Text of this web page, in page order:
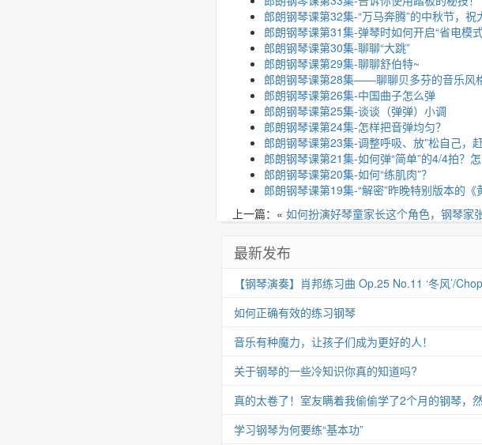
郎朗钢琴课第32集-“万马奔腾”的中秋节，祝
郎朗钢琴课第31集-弹琴时如何开启“省电模
郎朗钢琴课第30集-聊聊“大跳”
郎朗钢琴课第29集-聊聊舒伯特~
郎朗钢琴课第28集——聊聊贝多芬的音乐风
郎朗钢琴课第26集-中国曲子怎么弹
郎朗钢琴课第25集-谈谈（弹弹）小调
郎朗钢琴课第24集-怎样把音弹均匀？
郎朗钢琴课第23集-调整呼吸、放”松自己，
郎朗钢琴课第21集-如何弹“简单”的4/4拍？
郎朗钢琴课第20集-如何“练肌肉”？
郎朗钢琴课第19集-“解密”昨晚特别版本的《
上一篇：« 如何扮演好琴童家长这个角色，钢琴家
最新发布
【钢琴演奏】肖邦练习曲 Op.25 No.11 ‘冬风’/
如何正确有效的练习钢琴
音乐有种魔力，让孩子们成为更好的人！
关于钢琴的一些冷知识你真的知道吗?
真的太卷了！室友瞒着我偷偷学了2个月的钢琴，
学习钢琴为何要练“基本功”